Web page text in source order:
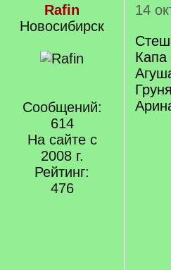
Rafin
Новосибирск
Сообщений:
614
На сайте с
2008 г.
Рейтинг:
476
14
Капа